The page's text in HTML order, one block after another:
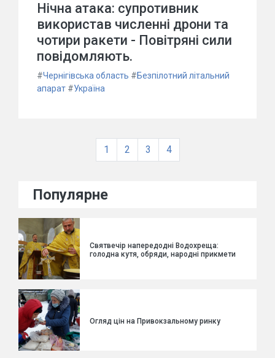
Нічна атака: супротивник
використав численні дрони та
чотири ракети - Повітряні сили
повідомляють.
#Чернігівська область #Безпілотний літальний
апарат #Україна
1 2 3 4
Популярне
Святвечір напередодні Водохреща:
голодна кутя, обряди, народні прикмети
Огляд цін на Привокзальному ринку